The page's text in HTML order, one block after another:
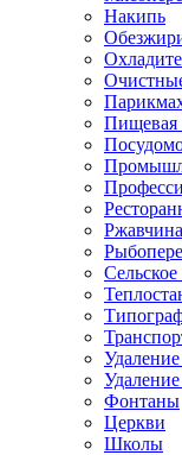
Накипь
Пищевая
Ржавчина
Сельское
Удаление
Фонтаны
Церкви
Школы